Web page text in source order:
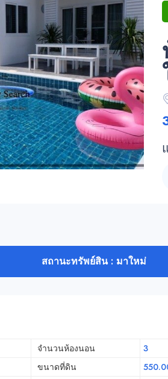
สถานะทรัพย์สิน : มาใหม่
จำนวนห้องนอน
3
ขนาดที่ดิน